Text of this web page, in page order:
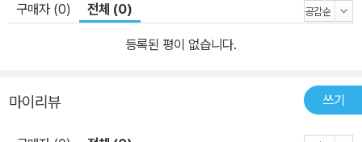
의 문제가 아니라 공론화하고 적극적으로 대처해야 한다. ◎ 지금 이
순간을 사는 누구나 고독할 따름… 그 누구도 고독을 비켜갈 수 없다
전문경영인도, 노숙인도 홀로 고독과 대적하고 있다. 하지만 우리는
구매자 (0) 전체 (0)
등록된 평이 없습니다.
마이리뷰 쓰기